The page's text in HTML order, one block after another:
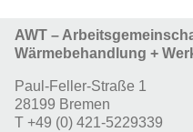
AWT –
Wärmebehandlung +
Paul-Feller-Straße 1
28199 Bremen
T +49 (0) 421-5229339